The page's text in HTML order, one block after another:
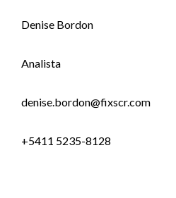
Denise Bordon
Analista
denise.bordon@fixscr.com
+5411 5235-8128